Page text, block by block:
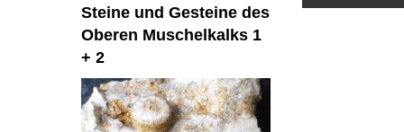
Steine und Gesteine des
Oberen Muschelkalks 1
+ 2